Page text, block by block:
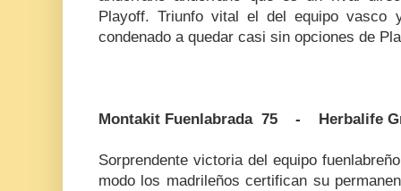
Playoff. Triunfo vital el del equipo vasco
condenado a quedar casi sin opciones de
Montakit Fuenlabrada 75 - Herbalife
Sorprendente victoria del equipo
modo los madrileños certifican su